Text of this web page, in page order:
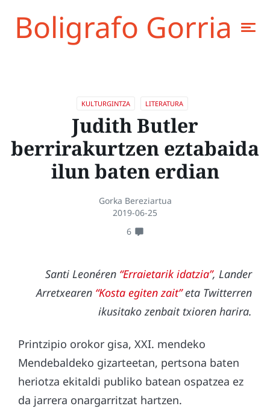
Boligrafo Gorria
KULTURGINTZA LITERATURA
Judith Butler
berrirakurtzen eztabaida
ilun baten erdian
Gorka Bereziartua
2019-06-25
6
Santi Leonéren “Erraietarik idatzia”, Lander
Arretxearen “Kosta egiten zait”eta Twitterren
ikusitako zenbait txioren harira.
Printzipio orokor gisa, XXI. mendeko
Mendebaldeko gizarteetan, pertsona baten
heriotza ekitaldi publiko batean ospatzea ez
da jarrera onargarritzat hartzen.